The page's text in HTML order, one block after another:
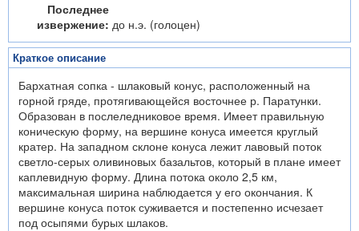
Последнее
извержение: до н.э. (голоцен)
Краткое описание
Бархатная сопка - шлаковый конус, расположенный на
горной гряде, протягивающейся восточнее р. Паратунки.
Образован в послеледниковое время. Имеет правильную
коническую форму, на вершине конуса имеется круглый
кратер. На западном склоне конуса лежит лавовый поток
светло-серых оливиновых базальтов, который в плане имеет
каплевидную форму. Длина потока около 2,5 км,
максимальная ширина наблюдается у его окончания. К
вершине конуса поток суживается и постепенно исчезает
под осыпями бурых шлаков.